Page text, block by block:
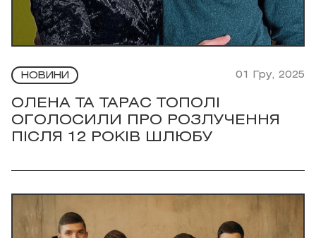
НОВИНИ 01 Гру, 2025
ОЛЕНА ТА ТАРАС ТОПОЛІ
ОГОЛОСИЛИ ПРО РОЗЛУЧЕННЯ
ПІСЛЯ 12 РОКІВ ШЛЮБУ